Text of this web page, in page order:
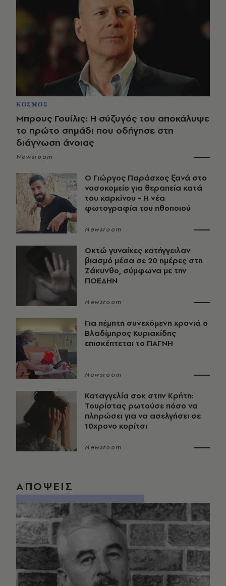
ΚΟΣΜΟΣ
Μπρους Γουίλις: Η σύζυγός του αποκάλυψε
το πρώτο σημάδι που οδήγησε στη
διάγνωση άνοιας
Newsroom
O Γιώργος Παράσχος ξανά στο
νοσοκομείο για θεραπεία κατά
του καρκίνου - Η νέα
φωτογραφία του ηθοποιού
Newsroom
Οκτώ γυναίκες κατήγγειλαν
βιασμό μέσα σε 20 ημέρες στη
Ζάκυνθο, σύμφωνα με την
ΠΟΕΔΗΝ
Newsroom
Για πέμπτη συνεχόμενη χρονιά ο
Βλαδίμηρος Κυριακίδης
επισκέπτεται το ΠΑΓΝΗ
Newsroom
Καταγγελία σοκ στην Κρήτη:
Τουρίστας ρωτούσε πόσο να
πληρώσει για να ασελγήσει σε
10χρονο κορίτσι
Newsroom
ΑΠΟΨΕΙΣ